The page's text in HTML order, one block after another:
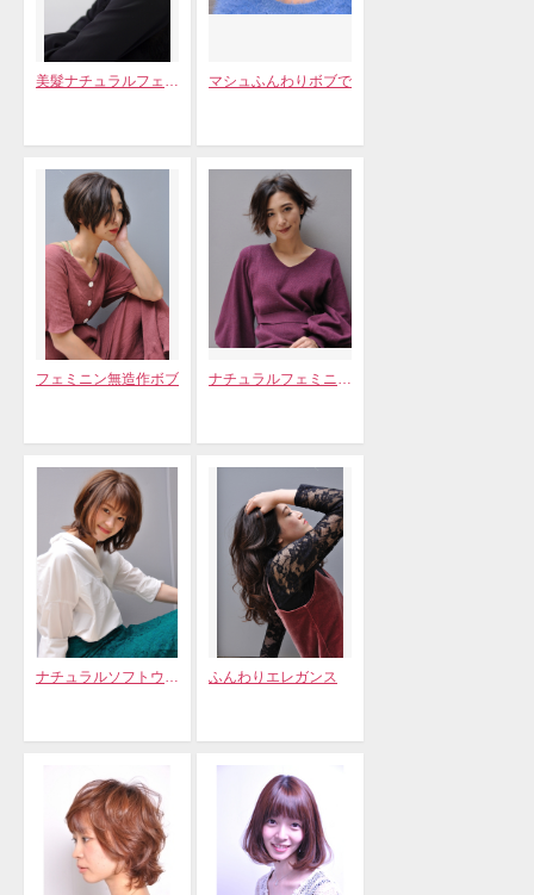
美髮ナチュラルフェミニンボブ マシュふんわりボブで
フェミニン無造作ボブ ナチュラルフェミニン無造作ボブだ
ナチュラルソフトウルフレイヤー ふんわりエレガンス